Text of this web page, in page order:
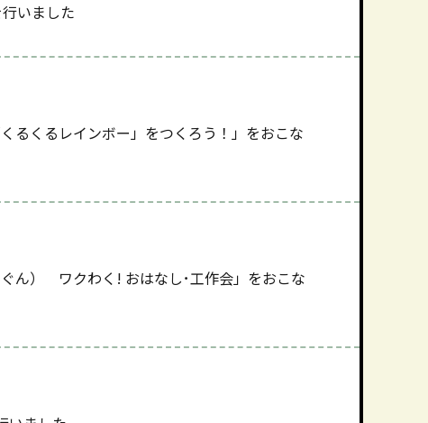
いました
くるレインボー」をつくろう！」をおこな
ん） ワクわく! おはなし･工作会」をおこな